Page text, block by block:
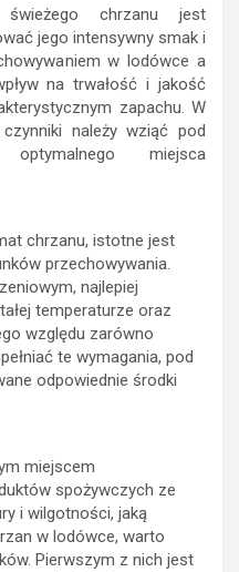
świeżego chrzanu jest
jego intensywny smak i
w lodówce a
na trwałość i jakość
zapachu. W
należy wziąć pod
miejsca
chrzanu, istotne jest
przechowywania.
najlepiej
temperaturze oraz
względu zarówno
te wymagania, pod
odpowiednie środki
miejscem
spożywczych ze
i wilgotności, jaką
w lodówce, warto
Pierwszym z nich jest